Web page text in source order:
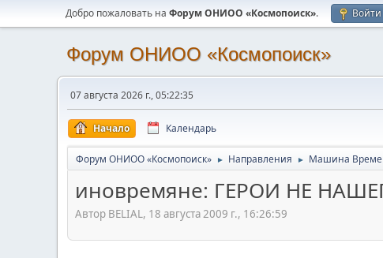
Добро пожаловать на Форум ОНИОО «Космопоиск». Войти
Форум ОНИОО «Космопоиск»
07 августа 2026 г., 05:22:35
Начало Календарь
Форум ОНИОО «Космопоиск» ► Направления ► Машина
иновремяне: ГЕРОИ НЕ
Автор BELIAL, 18 августа 2009 г., 16:26:59